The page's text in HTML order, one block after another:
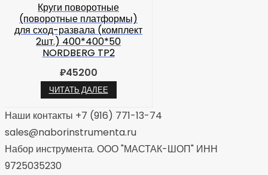
Круги поворотные
(поворотные платформы)
для сход-развала (комплект
2шт.) 400*400*50
NORDBERG TP2
₽45200
ЧИТАТЬ ДАЛЕЕ
Наши контакты +7 (916) 771-13-74
sales@naborinstrumenta.ru
Набор инструмента. ООО "МАСТАК-ШОП" ИНН
9725035230